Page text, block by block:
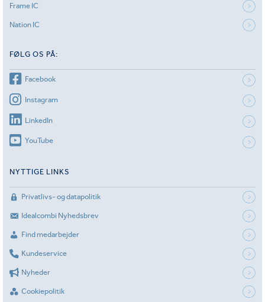
Frame IC
Nation IC
FØLG OS PÅ:
Facebook
Instagram
LinkedIn
YouTube
NYTTIGE LINKS
Privatlivs- og datapolitik
Idealcombi Nyhedsbrev
Find medarbejder
Kundeservice
Nyheder
Cookiepolitik